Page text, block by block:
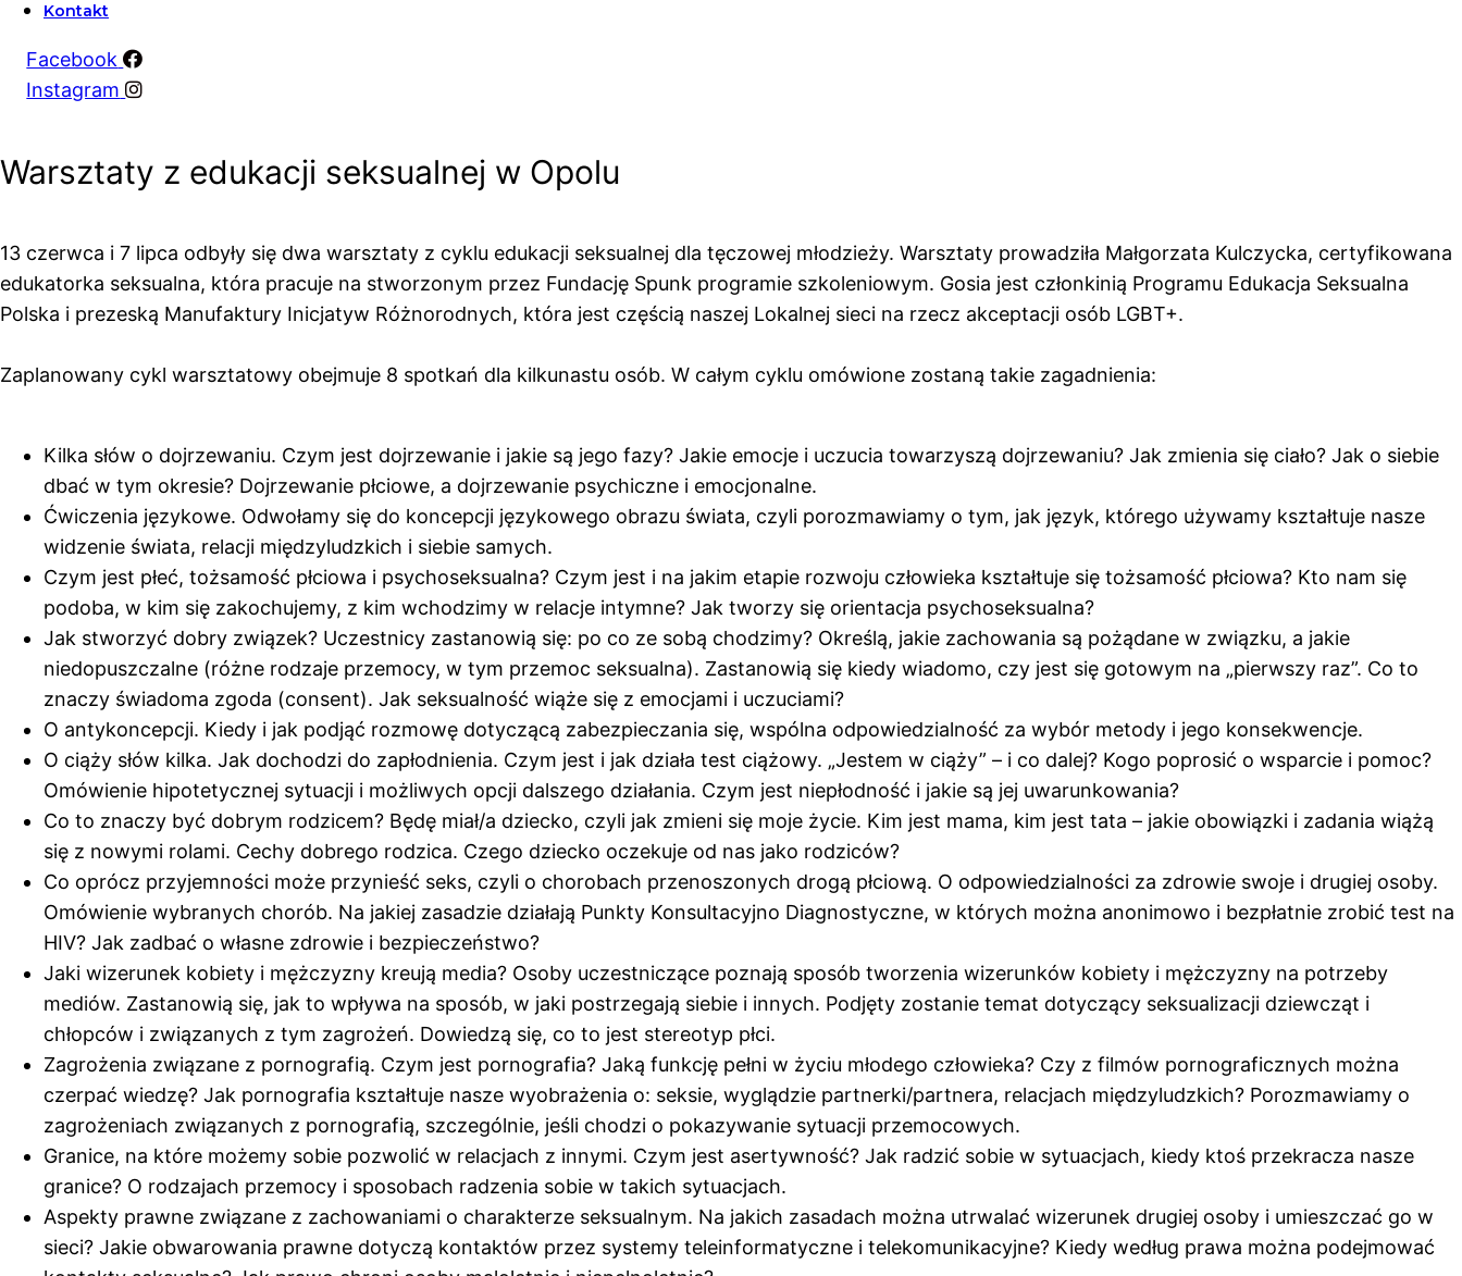
Kontakt
Facebook
Instagram
Warsztaty z edukacji seksualnej w Opolu
13 czerwca i 7 lipca odbyły się dwa warsztaty z cyklu edukacji seksualnej dla tęczowej młodzieży. Warsztaty prowadziła Małgorzata Kulczycka, certyfikowana
edukatorka seksualna, która pracuje na stworzonym przez Fundację Spunk programie szkoleniowym. Gosia jest członkinią Programu Edukacja Seksualna
Polska i prezeską Manufaktury Inicjatyw Różnorodnych, która jest częścią naszej Lokalnej sieci na rzecz akceptacji osób LGBT+.
Zaplanowany cykl warsztatowy obejmuje 8 spotkań dla kilkunastu osób. W całym cyklu omówione zostaną takie zagadnienia:
Kilka słów o dojrzewaniu. Czym jest dojrzewanie i jakie są jego fazy? Jakie emocje i uczucia towarzyszą dojrzewaniu? Jak zmienia się ciało? Jak o siebie
dbać w tym okresie? Dojrzewanie płciowe, a dojrzewanie psychiczne i emocjonalne.
Ćwiczenia językowe. Odwołamy się do koncepcji językowego obrazu świata, czyli porozmawiamy o tym, jak język, którego używamy kształtuje nasze
widzenie świata, relacji międzyludzkich i siebie samych.
Czym jest płeć, tożsamość płciowa i psychoseksualna? Czym jest i na jakim etapie rozwoju człowieka kształtuje się tożsamość płciowa? Kto nam się
podoba, w kim się zakochujemy, z kim wchodzimy w relacje intymne? Jak tworzy się orientacja psychoseksualna?
Jak stworzyć dobry związek? Uczestnicy zastanowią się: po co ze sobą chodzimy? Określą, jakie zachowania są pożądane w związku, a jakie
niedopuszczalne (różne rodzaje przemocy, w tym przemoc seksualna). Zastanowią się kiedy wiadomo, czy jest się gotowym na „pierwszy raz”. Co to
znaczy świadoma zgoda (consent). Jak seksualność wiąże się z emocjami i uczuciami?
O antykoncepcji. Kiedy i jak podjąć rozmowę dotyczącą zabezpieczania się, wspólna odpowiedzialność za wybór metody i jego konsekwencje.
O ciąży słów kilka. Jak dochodzi do zapłodnienia. Czym jest i jak działa test ciążowy. „Jestem w ciąży” – i co dalej? Kogo poprosić o wsparcie i pomoc?
Omówienie hipotetycznej sytuacji i możliwych opcji dalszego działania. Czym jest niepłodność i jakie są jej uwarunkowania?
Co to znaczy być dobrym rodzicem? Będę miał/a dziecko, czyli jak zmieni się moje życie. Kim jest mama, kim jest tata – jakie obowiązki i zadania wiążą
się z nowymi rolami. Cechy dobrego rodzica. Czego dziecko oczekuje od nas jako rodziców?
Co oprócz przyjemności może przynieść seks, czyli o chorobach przenoszonych drogą płciową. O odpowiedzialności za zdrowie swoje i drugiej osoby.
Omówienie wybranych chorób. Na jakiej zasadzie działają Punkty Konsultacyjno Diagnostyczne, w których można anonimowo i bezpłatnie zrobić test na
HIV? Jak zadbać o własne zdrowie i bezpieczeństwo?
Jaki wizerunek kobiety i mężczyzny kreują media? Osoby uczestniczące poznają sposób tworzenia wizerunków kobiety i mężczyzny na potrzeby
mediów. Zastanowią się, jak to wpływa na sposób, w jaki postrzegają siebie i innych. Podjęty zostanie temat dotyczący seksualizacji dziewcząt i
chłopców i związanych z tym zagrożeń. Dowiedzą się, co to jest stereotyp płci.
Zagrożenia związane z pornografią. Czym jest pornografia? Jaką funkcję pełni w życiu młodego człowieka? Czy z filmów pornograficznych można
czerpać wiedzę? Jak pornografia kształtuje nasze wyobrażenia o: seksie, wyglądzie partnerki/partnera, relacjach międzyludzkich? Porozmawiamy o
zagrożeniach związanych z pornografią, szczególnie, jeśli chodzi o pokazywanie sytuacji przemocowych.
Granice, na które możemy sobie pozwolić w relacjach z innymi. Czym jest asertywność? Jak radzić sobie w sytuacjach, kiedy ktoś przekracza nasze
granice? O rodzajach przemocy i sposobach radzenia sobie w takich sytuacjach.
Aspekty prawne związane z zachowaniami o charakterze seksualnym. Na jakich zasadach można utrwalać wizerunek drugiej osoby i umieszczać go w
sieci? Jakie obwarowania prawne dotyczą kontaktów przez systemy teleinformatyczne i telekomunikacyjne? Kiedy według prawa można podejmować